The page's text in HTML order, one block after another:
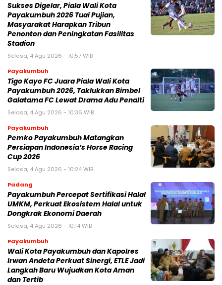
Sukses Digelar, Piala Wali Kota
Payakumbuh 2026 Tuai Pujian,
Masyarakat Harapkan Tribun
Penonton dan Peningkatan Fasilitas
Stadion
Selasa, 4 Agu 2026 - 10:57 WIB
Payakumbuh
Tigo Kayo FC Juara Piala Wali Kota
Payakumbuh 2026, Taklukkan Bimbel
Galatama FC Lewat Drama Adu Penalti
Selasa, 4 Agu 2026 - 10:36 WIB
Payakumbuh
Pemko Payakumbuh Matangkan
Persiapan Indonesia’s Horse Racing
Cup 2026
Selasa, 4 Agu 2026 - 10:24 WIB
Padang
Payakumbuh Percepat Sertifikasi Halal
UMKM, Perkuat Ekosistem Halal untuk
Dongkrak Ekonomi Daerah
Selasa, 4 Agu 2026 - 10:14 WIB
Payakumbuh
Wali Kota Payakumbuh dan Kapolres
Irwan Andeta Perkuat Sinergi, ETLE Jadi
Langkah Baru Wujudkan Kota Aman
dan Tertib